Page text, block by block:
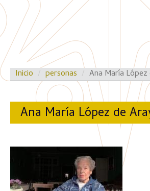
Inicio personas Ana María
Ana María López de